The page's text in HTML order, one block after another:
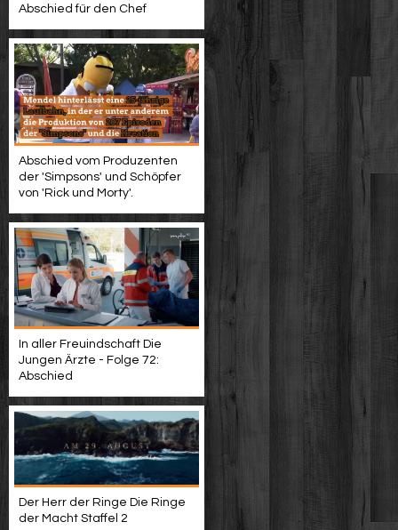
Abschied für den Chef
Abschied vom Produzenten
der 'Simpsons' und Schöpfer
von 'Rick und Morty'.
In aller Freuindschaft Die
Jungen Ärzte - Folge 72:
Abschied
Der Herr der Ringe Die Ringe
der Macht Staffel 2